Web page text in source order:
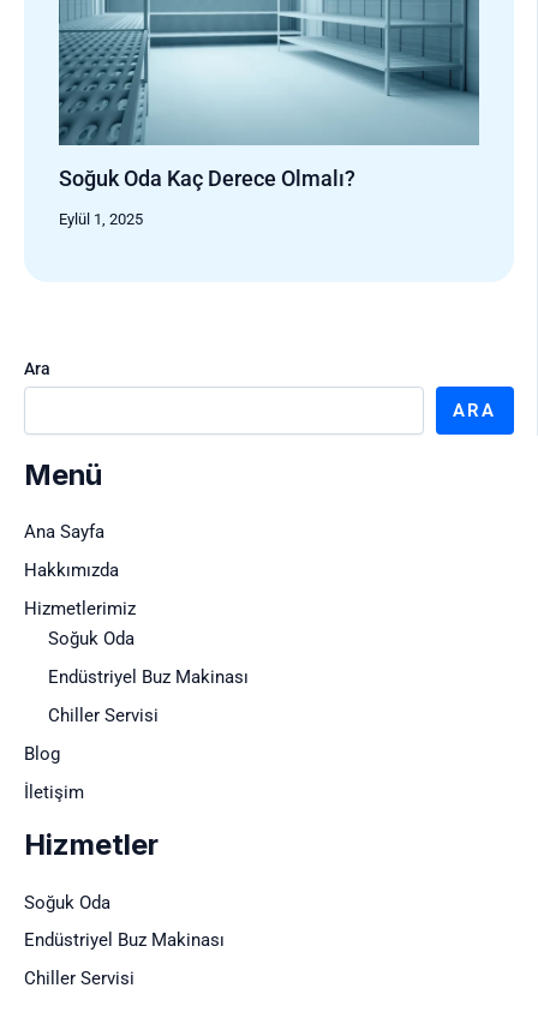
Soğuk Oda Kaç Derece Olmalı?
Eylül 1, 2025
Ara
ARA
Menü
Ana Sayfa
Hakkımızda
Hizmetlerimiz
Soğuk Oda
Endüstriyel Buz Makinası
Chiller Servisi
Blog
İletişim
Hizmetler
Soğuk Oda
Endüstriyel Buz Makinası
Chiller Servisi